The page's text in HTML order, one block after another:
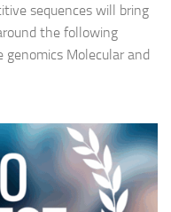
sequences will bring
the following
genomics Molecular and